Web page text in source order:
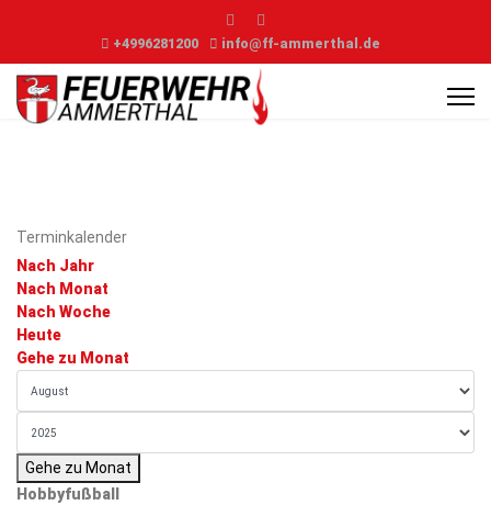
+4996281200 info@ff-ammerthal.de
Terminkalender
Nach Jahr
Nach Monat
Nach Woche
Heute
Gehe zu Monat
Gehe zu Monat
Hobbyfußball